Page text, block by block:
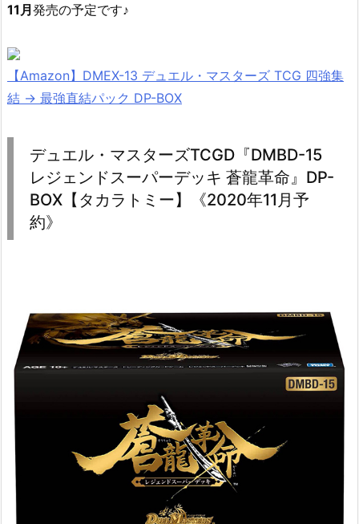
11月発売の予定です♪
【Amazon】DMEX-13 デュエル・マスターズ TCG 四強集
結 → 最強直結パック DP-BOX
デュエル・マスターズTCGD『DMBD-15
レジェンドスーパーデッキ 蒼龍革命』DP-
BOX【タカラトミー】《2020年11月予
約》